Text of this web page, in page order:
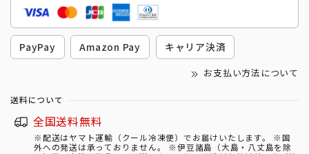
PayPay Amazon Pay キャリア決済
お支払い方法について
送料について
全国送料無料
※配送はヤマト運輸（クール冷凍便）でお届けいたします。 ※国
外への発送は承っておりません。 ※伊豆諸島（大島・八丈島を除